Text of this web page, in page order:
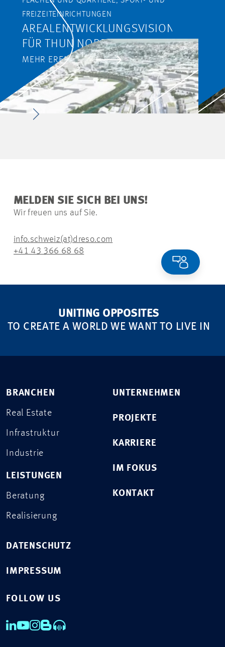
FREIZEITEINRICHTUNGEN
AREALENTWICKLUNGSVISION
FÜR THUN NORD
MEHR ERFAHREN
MELDEN SIE SICH BEI UNS!
Wir freuen uns auf Sie.
info.schweiz(at)dreso.com
+41 43 366 68 68
UNITING OPPOSITES
TO CREATE A WORLD WE WANT TO LIVE IN
BRANCHEN
Real Estate
Infrastruktur
Industrie
LEISTUNGEN
Beratung
Realisierung
UNTERNEHMEN
PROJEKTE
KARRIERE
IM FOKUS
KONTAKT
DATENSCHUTZ
IMPRESSUM
FOLLOW US